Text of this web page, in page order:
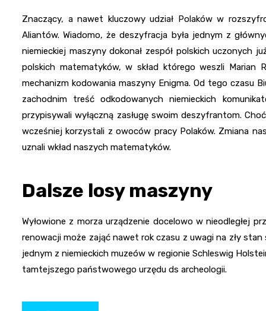
Znaczący, a nawet kluczowy udział Polaków w
Aliantów. Wiadomo, że deszyfracja była jednym z
niemieckiej maszyny dokonał zespół polskich uczonych
polskich matematyków, w skład którego weszli Marian
mechanizm kodowania maszyny Enigma. Od tego czasu
zachodnim treść odkodowanych niemieckich
przypisywali wyłączną zasługę swoim deszyfrantom.
wcześniej korzystali z owoców pracy Polaków. Zmiana
uznali wkład naszych matematyków.
Dalsze losy maszyny
Wyłowione z morza urządzenie docelowo w nieodległej
renowacji może zająć nawet rok czasu z uwagi na zły
jednym z niemieckich muzeów w regionie Schleswig
tamtejszego państwowego urzędu ds archeologii.